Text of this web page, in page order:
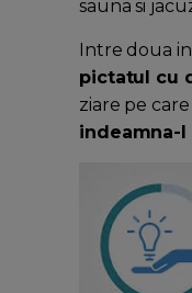
sauna si
Intre doua
pictatul cu
ziare pe care
indeamna-l